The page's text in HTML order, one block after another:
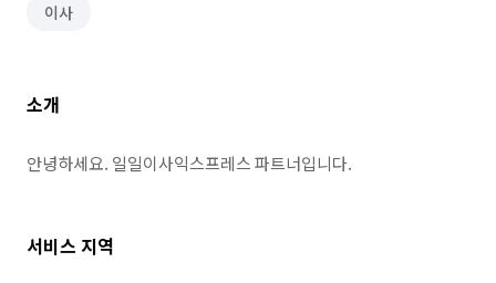
이사
소개
안녕하세요. 일일이사익스프레스 파트너입니다.
서비스 지역